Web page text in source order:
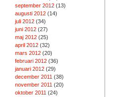
september 2012(13)
augusti 2012(14)
juli 2012(34)
juni 2012(27)
maj 2012(25)
april 2012(32)
mars 2012(20)
februari 2012(36)
januari 2012(29)
december 2011 (38)
november 2011 (20)
oktober 2011 (24)